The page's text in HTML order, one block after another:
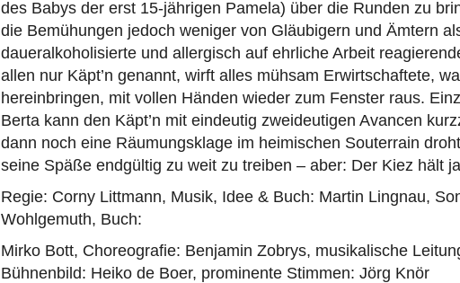
des Babys der erst 15-jährigen Pamela) über die Runden zu
die Bemühungen jedoch weniger von Gläubigern und Ämtern
daueralkoholisierte und allergisch auf ehrliche Arbeit
allen nur Käpt’n genannt, wirft alles mühsam Erwirtschaftete,
hereinbringen, mit vollen Händen wieder zum Fenster raus.
Berta kann den Käpt’n mit eindeutig zweideutigen Avancen
dann noch eine Räumungsklage im heimischen Souterrain
seine Späße endgültig zu weit zu treiben – aber: Der Kiez hält
Regie: Corny Littmann, Musik, Idee & Buch: Martin Lingnau,
Wohlgemuth, Buch:
Mirko Bott, Choreografie: Benjamin Zobrys, musikalische
Bühnenbild: Heiko de Boer, prominente Stimmen: Jörg Knör